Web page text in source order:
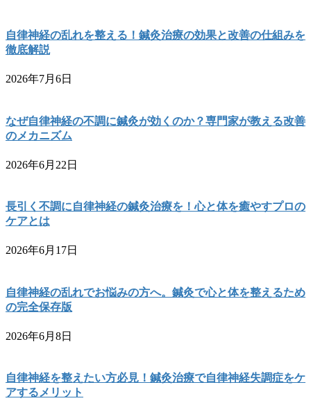
自律神経の乱れを整える！鍼灸治療の効果と改善の仕組みを
徹底解説
2026年7月6日
なぜ自律神経の不調に鍼灸が効くのか？専門家が教える改善
のメカニズム
2026年6月22日
長引く不調に自律神経の鍼灸治療を！心と体を癒やすプロの
ケアとは
2026年6月17日
自律神経の乱れでお悩みの方へ。鍼灸で心と体を整えるため
の完全保存版
2026年6月8日
自律神経を整えたい方必見！鍼灸治療で自律神経失調症をケ
アするメリット